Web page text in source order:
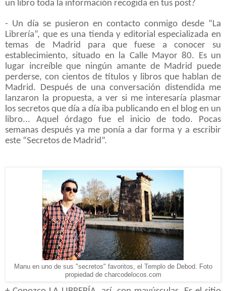
un libro toda la información recogida en tus post?
- Un día se pusieron en contacto conmigo desde “La
Librería”, que es una tienda y editorial especializada en
temas de Madrid para que fuese a conocer su
establecimiento, situado en la Calle Mayor 80. Es un
lugar increíble que ningún amante de Madrid puede
perderse, con cientos de títulos y libros que hablan de
Madrid. Después de una conversación distendida me
lanzaron la propuesta, a ver si me interesaría plasmar
los secretos que día a día iba publicando en el blog en un
libro... Aquel órdago fue el inicio de todo. Pocas
semanas después ya me ponía a dar forma y a escribir
este “Secretos de Madrid”.
Manu en uno de sus "secretos" favoritos, el Templo de Debod. Foto
propiedad de charcodelocos.com